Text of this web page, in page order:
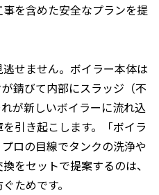
を含めた安全なプランを提
せません。ボイラー本体は
錆びて内部にスラッジ（不
が新しいボイラーに流れ込
引き起こします。「ボイラ
ロの目線でタンクの洗浄や
をセットで提案するのは、
ためです。